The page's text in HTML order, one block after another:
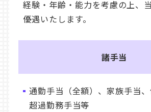
経験・年齢・能力を考慮の上、
優遇いたします。
諸手当
通勤手当（全額）、家族手当、
超過勤務手当等